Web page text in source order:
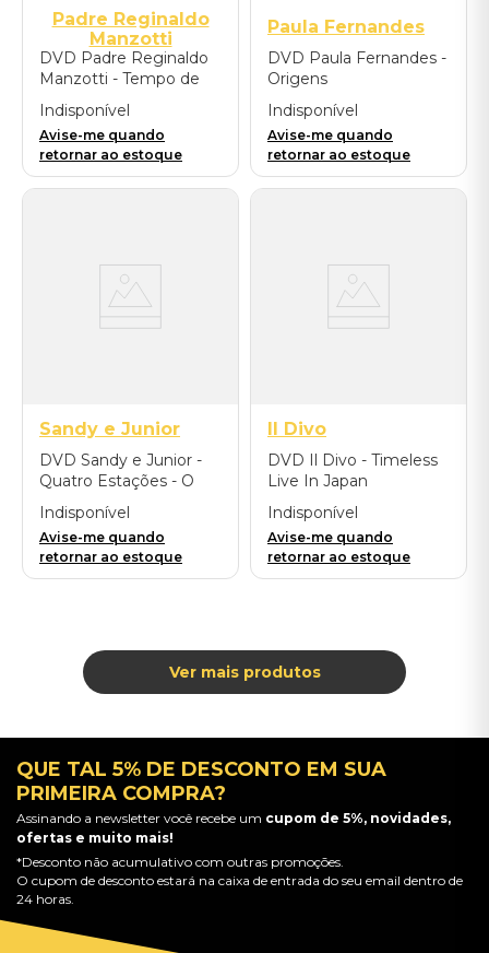
Padre Reginaldo
Manzotti
DVD Padre Reginaldo
Manzotti - Tempo de
Inovar ao vivo
Indisponível
Avise-me quando
retornar ao estoque
Paula Fernandes
DVD Paula Fernandes -
Origens
Indisponível
Avise-me quando
retornar ao estoque
Sandy e Junior
DVD Sandy e Junior -
Quatro Estações - O
Show
Indisponível
Avise-me quando
retornar ao estoque
Il Divo
DVD Il Divo - Timeless
Live In Japan
Indisponível
Avise-me quando
retornar ao estoque
QUE TAL 5% DE DESCONTO EM SUA
PRIMEIRA COMPRA?
Assinando a newsletter você recebe um cupom de 5%, novidades,
ofertas e muito mais!
*Desconto não acumulativo com outras promoções.
O cupom de desconto estará na caixa de entrada do seu email dentro de
24 horas.